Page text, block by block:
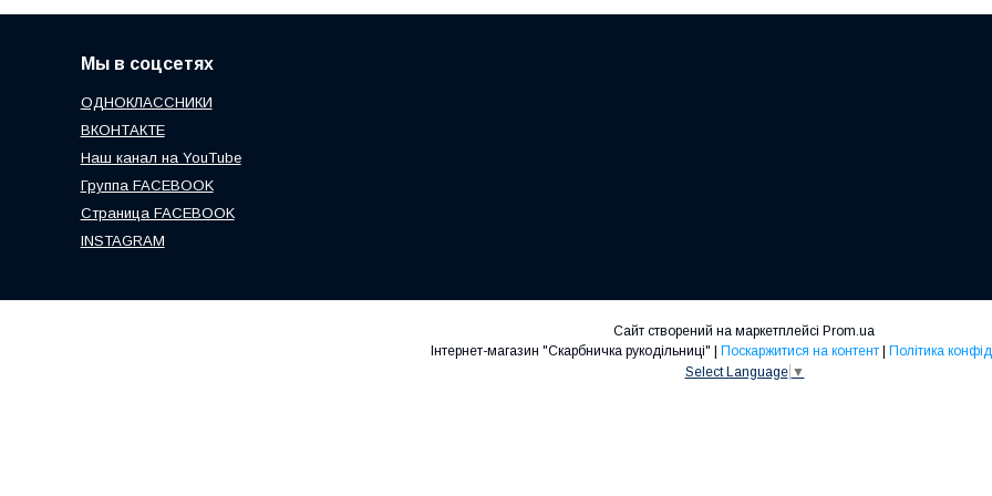
Мы в соцсетях
ОДНОКЛАССНИКИ
ВКОНТАКТЕ
Наш канал на YouTube
Группа FACEBOOK
Страница FACEBOOK
INSTAGRAM
Сайт створений на маркетплейсі Prom.ua
Інтернет-магазин "Скарбничка рукодільниці" | Поскаржитися на контент | Політика
Select Language ▼